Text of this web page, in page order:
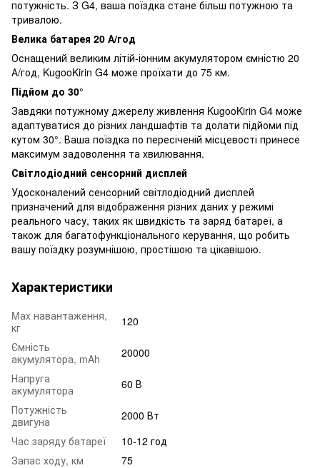
потужність. З G4, ваша поїздка стане більш потужною та
тривалою.
Велика батарея 20 А/год
Оснащений великим літій-іонним акумулятором ємністю 20
А/год, KugooKirin G4 може проїхати до 75 км.
Підйом до 30°
Завдяки потужному джерелу живлення KugooKirin G4 може
адаптуватися до різних ландшафтів та долати підйоми під
кутом 30°. Ваша поїздка по пересіченій місцевості принесе
максимум задоволення та хвилювання.
Світлодіодний сенсорний дисплей
Удосконалений сенсорний світлодіодний дисплей
призначений для відображення різних даних у режимі
реального часу, таких як швидкість та заряд батареї, а
також для багатофункціонального керування, що робить
вашу поїздку розумнішою, простішою та цікавішою.
Характеристики
Mаx навантаження,
кг
120
Ємність
акумулятора, mAh
20000
Напруга
акумулятора
60 В
Потужність
двигуна
2000 Вт
Час заряду батареї
10-12 год
Запас ходу, км
75